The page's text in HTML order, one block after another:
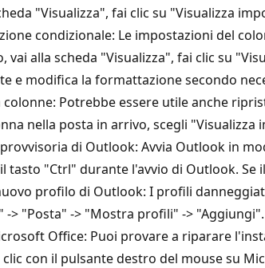
"Visualizza", fai clic su "Visualizza
condizionale: Le impostazioni del
vai alla scheda "Visualizza", fai clic su
e modifica la formattazione secondo
colonne: Potrebbe essere utile anche
nella posta in arrivo, scegli
di Outlook: Avvia Outlook in
tasto "Ctrl" durante l'avvio di Outlook.
profilo di Outlook: I profili
> "Posta" -> "Mostra profili" ->
Office: Puoi provare a riparare
con il pulsante destro del mouse su